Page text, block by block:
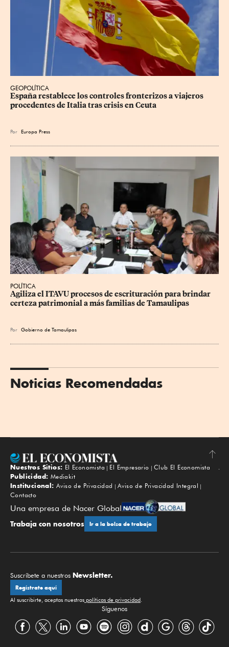
GEOPOLÍTICA
España restablece los controles fronterizos a viajeros
procedentes de Italia tras crisis en Ceuta
Por Europa Press
POLÍTICA
Agiliza el ITAVU procesos de escrituración para brindar
certeza patrimonial a más familias de Tamaulipas
Por Gobierno de Tamaulipas
Noticias Recomendadas
Subir
Nuestros Sitios: El Economista El Empresario
Club El Economista
Publicidad: Mediakit
Institucional: Aviso de Privacidad
Aviso de Privacidad Integral
Contacto
Una empresa de Nacer Global
Trabaja con nosotros Ir a la bolsa de trabajo
Suscríbete a nuestros Newsletter.
Regístrate aquí
Al suscribirte, aceptas nuestras políticas de privacidad
Síguenos